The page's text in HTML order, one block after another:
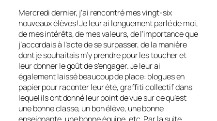
Mercredi dernier, j’ai rencontré mes vingt-six
nouveaux élèves! Je leur ai longuement parlé de moi,
de mes intérêts, de mes valeurs, de l’importance que
j’accordais à l’acte de se surpasser, de la manière
dont je souhaitais m’y prendre pour les toucher et
leur donner le goût de s’engager. Je leur ai
également laissé beaucoup de place: blogues en
papier pour raconter leur été, graffiti collectif dans
lequel ils ont donné leur point de vue sur ce qu’est
une bonne classe, un bon élève, une bonne
enseignante, une bonne équipe, etc. Par la suite,